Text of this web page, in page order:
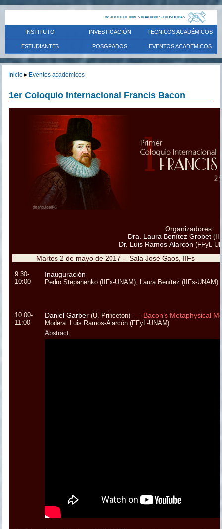
INSTITUTO DE INVESTIGACIONES FILOSÓFICAS
INSTITUTO INVESTIGACIÓN TÉCNICOS ACADÉMICOS
ESTUDIANTES POSGRADOS EVENTOS ACADÉMICOS
Inicio► Eventos académicos
1er Coloquio Internacional Francis Bacon
Organizadores
Dra. Laura Benítez Grobet
Dr. Luis Ramos-Alarcón (FFyL-
Martes 2 de mayo de 2017 - Sala José Gaos,
9:30-
10:00
Inauguración
Pedro Stepanenko (IIFs-UNAM), Laura Benítez (IIFs-
10:00-
11:00
Daniel Garber (U. Princeton) — Bacon’s Metaphysical
Modera: Luis Ramos-Alarcón (FFyL-UNAM)
Abstract